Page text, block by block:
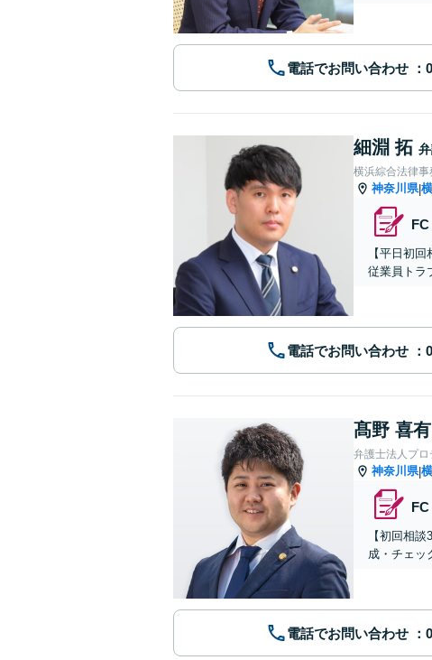
電話でお問い合わせ
細淵 拓
横浜綜合法律事
神奈川県|
【平日初
従業員トラ
電話でお問い合わせ
髙野 喜有
弁護士法人プ
神奈川県|
【初回相
成・チェッ
電話でお問い合わせ